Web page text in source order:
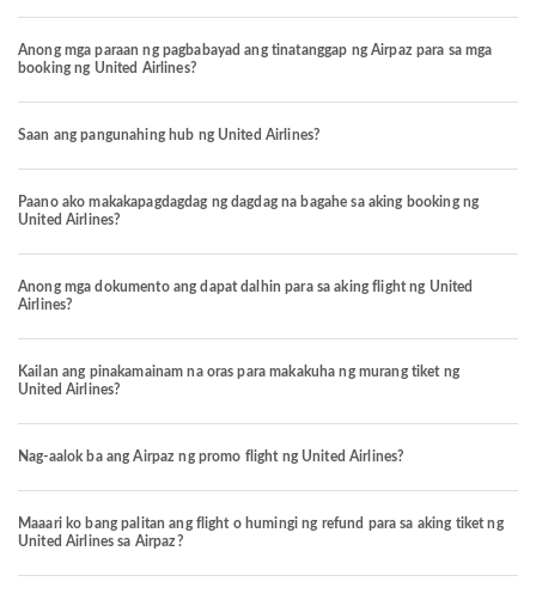
Anong mga paraan ng pagbabayad ang tinatanggap ng Airpaz para sa mga
booking ng United Airlines?
Saan ang pangunahing hub ng United Airlines?
Paano ako makakapagdagdag ng dagdag na bagahe sa aking booking ng
United Airlines?
Anong mga dokumento ang dapat dalhin para sa aking flight ng United
Airlines?
Kailan ang pinakamainam na oras para makakuha ng murang tiket ng
United Airlines?
Nag-aalok ba ang Airpaz ng promo flight ng United Airlines?
Maaari ko bang palitan ang flight o humingi ng refund para sa aking tiket ng
United Airlines sa Airpaz?